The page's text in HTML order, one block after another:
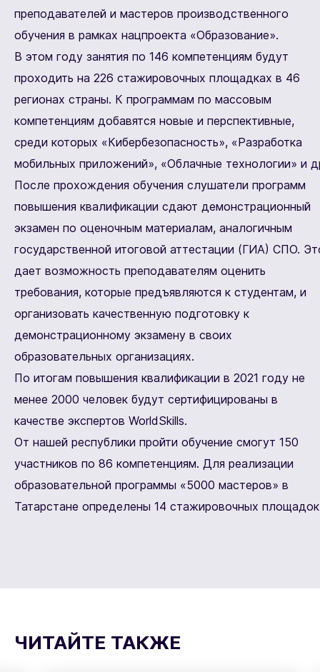
преподавателей и мастеров производственного
обучения в рамках нацпроекта «Образование».
В этом году занятия по 146 компетенциям будут
проходить на 226 стажировочных площадках в 46
регионах страны. К программам по массовым
компетенциям добавятся новые и перспективные,
среди которых «Кибербезопасность», «Разработка
мобильных приложений», «Облачные технологии» и
После прохождения обучения слушатели программ
повышения квалификации сдают демонстрационный
экзамен по оценочным материалам, аналогичным
государственной итоговой аттестации (ГИА) СПО.
дает возможность преподавателям оценить
требования, которые предъявляются к студентам, и
организовать качественную подготовку к
демонстрационному экзамену в своих
образовательных организациях.
По итогам повышения квалификации в 2021 году не
менее 2000 человек будут сертифицированы в
качестве экспертов WorldSkills.
От нашей республики пройти обучение смогут 150
участников по 86 компетенциям. Для реализации
образовательной программы «5000 мастеров» в
Татарстане определены 14 стажировочных
ЧИТАЙТЕ ТАКЖЕ